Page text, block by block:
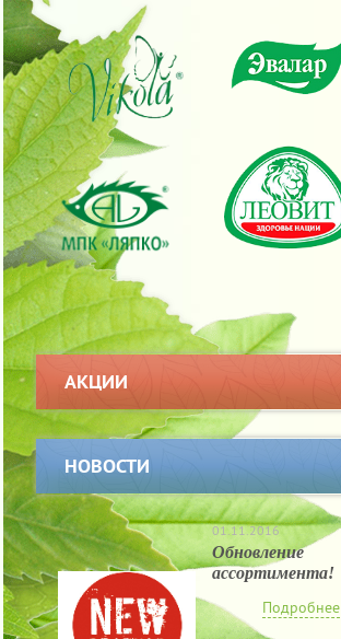
АКЦИИ
НОВОСТИ
01.11.2016
Обновление
ассортимента!
Подробнее